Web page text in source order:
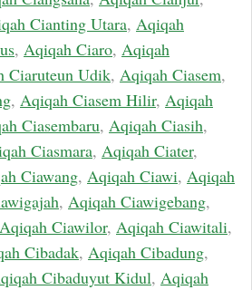
Cianting Utara, Aqiqah
, Aqiqah Ciaro, Aqiqah
Ciaruteun Udik, Aqiqah Ciasem,
, Aqiqah Ciasem Hilir, Aqiqah
Ciasembaru, Aqiqah Ciasih,
Ciasmara, Aqiqah Ciater,
Ciawang, Aqiqah Ciawi, Aqiqah
, Aqiqah Ciawigebang,
Aqiqah Ciawilor, Aqiqah Ciawitali,
Cibadak, Aqiqah Cibadung,
Cibaduyut Kidul, Aqiqah